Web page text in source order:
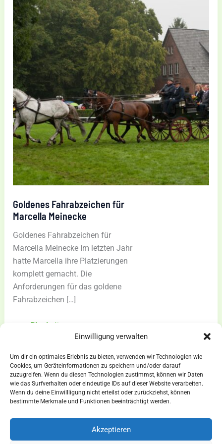
Einwilligung verwalten
Um dir ein optimales Erlebnis zu bieten, verwenden wir Technologien wie
Cookies, um Geräteinformationen zu speichern und/oder darauf
zuzugreifen. Wenn du diesen Technologien zustimmst, können wir Daten
wie das Surfverhalten oder eindeutige IDs auf dieser Website verarbeiten.
Wenn du deine Einwillligung nicht erteilst oder zurückziehst, können
bestimmte Merkmale und Funktionen beeinträchtigt werden.
Akzeptieren
Goldenes Fahrabzeichen für
Marcella Meinecke
Goldenes Fahrabzeichen für
Marcella Meinecke Im letzten Jahr
hatte Marcella ihre Platzierungen
komplett gemacht. Die
Anforderungen für das goldene
Fahrabzeichen […]
Goldenes
Marcella
Meinecke
zum Blogbeitrag »
AGBs
Widerrufsbelehrung